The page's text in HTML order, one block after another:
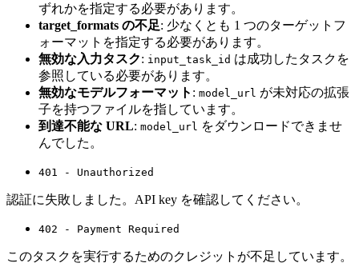
ずれかを指定する必要があります。
target_formats の不足: 少なくとも 1 つのターゲットフ
ォーマットを指定する必要があります。
無効な入力タスク: input_task_id は成功したタスクを
参照している必要があります。
無効なモデルフォーマット : model_url が未対応の拡張
子を持つファイルを指しています。
到達不能な URL: model_url をダウンロードできませ
んでした。
401 - Unauthorized
認証に失敗しました。API key を確認してください。
402 - Payment Required
このタスクを実行するためのクレジットが不足しています。